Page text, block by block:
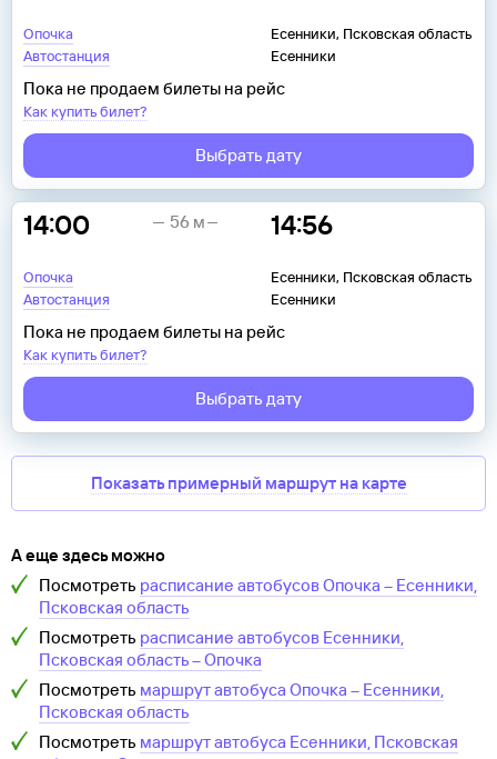
Опочка
Автостанция
Есенники, Псковская область
Есенники
Пока не продаем билеты на рейс
Как купить билет?
Выбрать дату
14:00
Опочка
Автостанция
14:56
Есенники, Псковская область
Есенники
56 м
Пока не продаем билеты на рейс
Как купить билет?
Выбрать дату
Показать примерный маршрут на карте
А еще здесь можно
Посмотреть расписание автобусовОпочка – Есенники,
Псковская область
Посмотреть расписание автобусов Есенники,
Псковская область–Опочка
Посмотреть маршрут автобуса Опочка – Есенники,
Псковская область
Посмотреть маршрут автобуса Есенники, Псковская